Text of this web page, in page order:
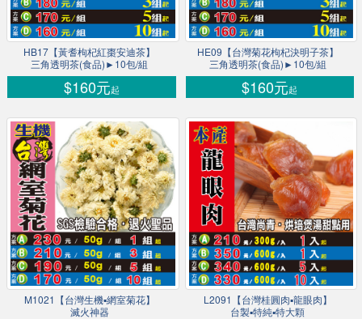
HB17【黃耆枸杞紅棗安迪茶】
三角透明茶(食品)►10包/組
$160元起
HE09【台灣菊花枸杞決明子茶】
三角透明茶(食品)►10包/組
$160元起
M1021【台灣生機▪網室菊花】
滅火神器
L2091【台灣桂圓肉▪龍眼肉】
台製▪特純▪特大顆